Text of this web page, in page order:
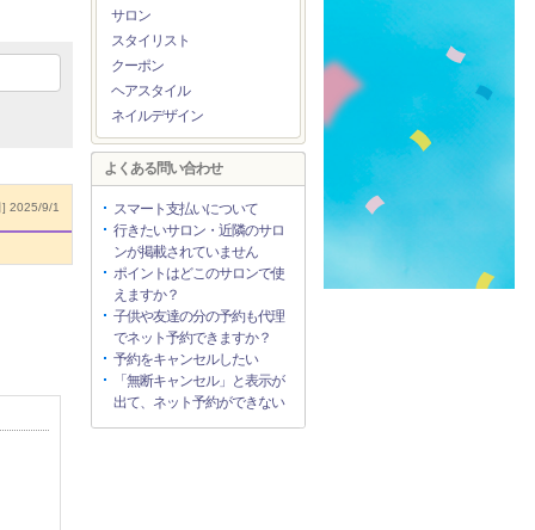
] 2025/9/1
サロン
スタイリスト
クーポン
ヘアスタイル
ネイルデザイン
よくある問い合わせ
スマート支払いについて
行きたいサロン・近隣のサロ
ンが掲載されていません
ポイントはどこのサロンで使
えますか？
子供や友達の分の予約も代理
でネット予約できますか？
予約をキャンセルしたい
「無断キャンセル」と表示が
出て、ネット予約ができない